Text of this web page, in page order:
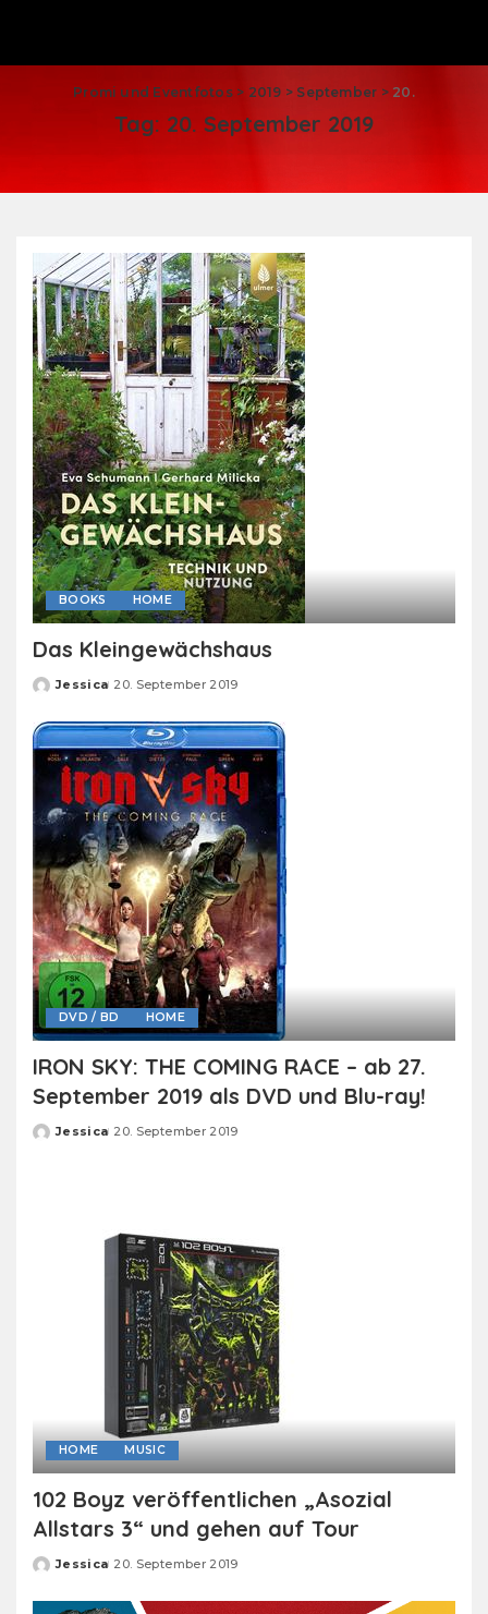
Promi und Eventfotos> 2019 > September > 20.
Tag: 20. September 2019
BOOKS HOME
Das Kleingewächshaus
Posted
Jessica 20. September 2019
DVD / BD HOME
IRON SKY: THE COMING RACE – ab 27.
September 2019 als DVD und Blu-ray!
Posted
Jessica 20. September 2019
HOME MUSIC
102 Boyz veröffentlichen „Asozial
Allstars 3“ und gehen auf Tour
Posted
Jessica 20. September 2019